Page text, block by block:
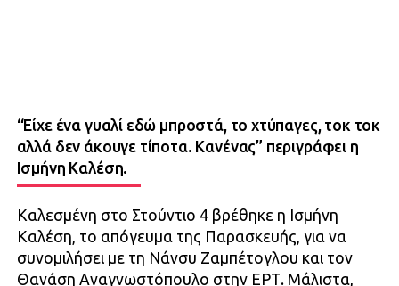
“Είχε ένα γυαλί εδώ μπροστά, το χτύπαγες, τοκ τοκ
αλλά δεν άκουγε τίποτα. Κανένας” περιγράφει η
Ισμήνη Καλέση.
Καλεσμένη στο Στούντιο 4 βρέθηκε η Ισμήνη
Καλέση, το απόγευμα της Παρασκευής, για να
συνομιλήσει με τη Νάνσυ Ζαμπέτογλου και τον
Θανάση Αναγνωστόπουλο στην ΕΡΤ. Μάλιστα,